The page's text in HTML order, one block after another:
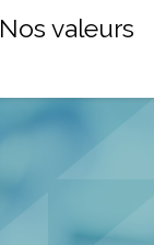
Nos valeurs